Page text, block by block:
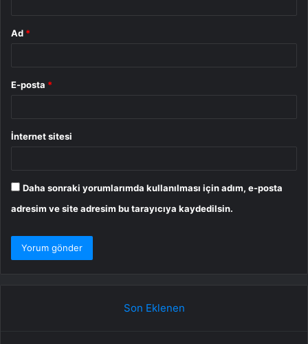
Ad *
E-posta *
İnternet sitesi
Daha sonraki yorumlarımda kullanılması için adım, e-posta
adresim ve site adresim bu tarayıcıya kaydedilsin.
Son Eklenen